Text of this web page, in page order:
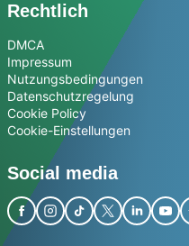
Rechtlich
DMCA
Impressum
Nutzungsbedingungen
Datenschutzregelung
Cookie Policy
Cookie-Einstellungen
Social media